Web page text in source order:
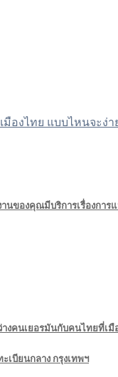
องไทย แบบไหนจะง่า
ของคุณมีบริการเรื่องการ
างคนเยอรมันกับคนไทยที่เมื
เบียนกลาง กรุงเทพฯ